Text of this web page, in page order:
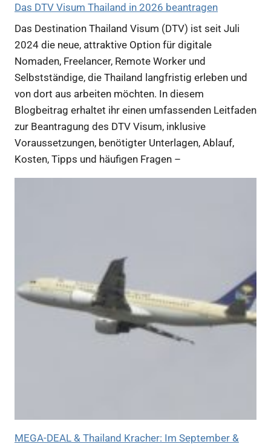
Das DTV Visum Thailand in 2026 beantragen
Das Destination Thailand Visum (DTV) ist seit Juli
2024 die neue, attraktive Option für digitale
Nomaden, Freelancer, Remote Worker und
Selbstständige, die Thailand langfristig erleben und
von dort aus arbeiten möchten. In diesem
Blogbeitrag erhaltet ihr einen umfassenden Leitfaden
zur Beantragung des DTV Visum, inklusive
Voraussetzungen, benötigter Unterlagen, Ablauf,
Kosten, Tipps und häufigen Fragen –
MEGA-DEAL & Thailand Kracher: Im September &